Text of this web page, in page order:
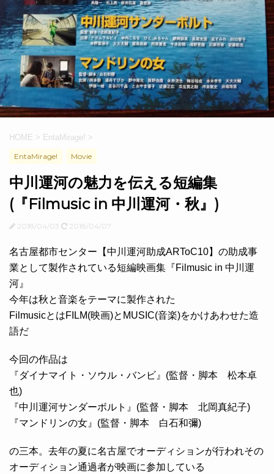
HOME > EntaMirage! >
EntaMirage! Movie
中川運河の魅力を伝える短編集
(『Filmusic in 中川運河・秋』)
2018/04/03 2018/04/07
名古屋都市センター【中川運河助成ARToC10】の助成事
業として製作されている短編映画集『Filmusic in 中川運
河』
今年は秋と音楽をテーマに製作された
FilmusicとはFILM(映画)とMUSIC(音楽)をかけあわせた造
語だ
今回の作品は
『ダイナマイト・ソウル・バンビ』(監督・脚本 松本卓
也)
『中川運河サンダーボルト』(監督・脚本 北岡真紀子)
『マンドリンの女』(監督・脚本 白石和彌)
の三本。去年の夏に名古屋でオーディションが行われその
オーディション通過者が映画に参加している